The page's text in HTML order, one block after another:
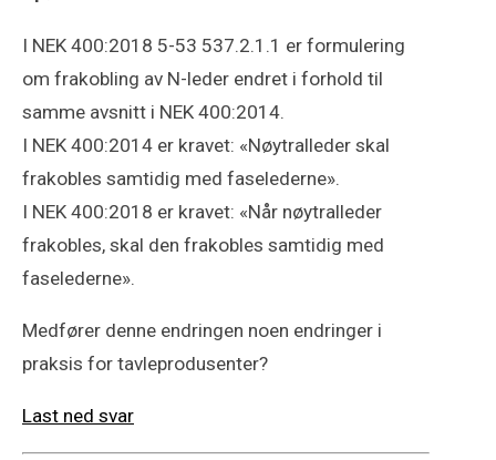
I NEK 400:2018 5-53 537.2.1.1 er formulering
om frakobling av N-leder endret i forhold til
samme avsnitt i NEK 400:2014.
I NEK 400:2014 er kravet: «Nøytralleder skal
frakobles samtidig med faselederne».
I NEK 400:2018 er kravet: «Når nøytralleder
frakobles, skal den frakobles samtidig med
faselederne».
Medfører denne endringen noen endringer i
praksis for tavleprodusenter?
Last ned svar